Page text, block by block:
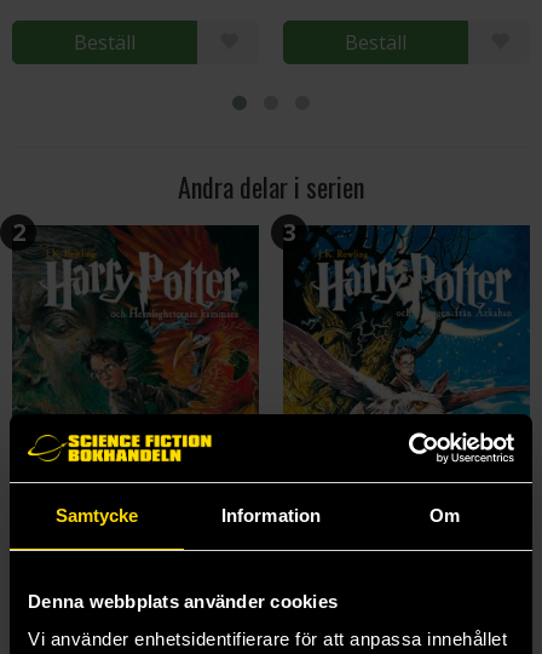
Samtycke Information Om
Denna webbplats använder cookies
Vi använder enhetsidentifierare för att anpassa innehållet
Beställ Beställ
Andra delar i serien
2
J K Rowling
319 kr
3
J K Rowling
319 kr